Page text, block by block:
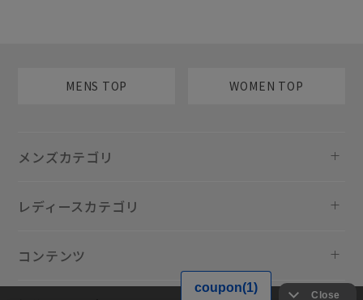
MENS TOP WOMEN TOP
メンズカテゴリ
レディースカテゴリ
コンテンツ